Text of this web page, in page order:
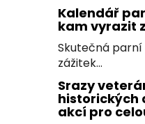
Kalendář
kam vyrazit
Skutečná
zážitek...
Srazy
historických
akcí pro